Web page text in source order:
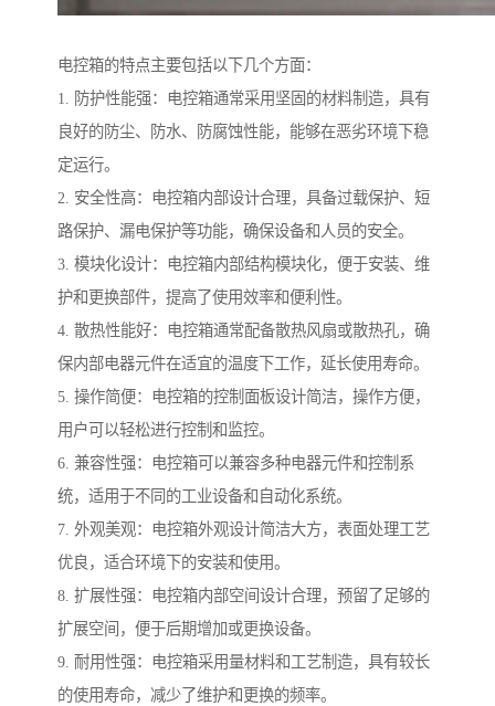
电控箱的特点主要包括以下几个方面：
1. 防护性能强：电控箱通常采用坚固的材料制造，具有
良好的防尘、防水、防腐蚀性能，能够在恶劣环境下稳
定运行。
2. 安全性高：电控箱内部设计合理，具备过载保护、短
路保护、漏电保护等功能，确保设备和人员的安全。
3. 模块化设计：电控箱内部结构模块化，便于安装、维
护和更换部件，提高了使用效率和便利性。
4. 散热性能好：电控箱通常配备散热风扇或散热孔，确
保内部电器元件在适宜的温度下工作，延长使用寿命。
5. 操作简便：电控箱的控制面板设计简洁，操作方便，
用户可以轻松进行控制和监控。
6. 兼容性强：电控箱可以兼容多种电器元件和控制系
统，适用于不同的工业设备和自动化系统。
7. 外观美观：电控箱外观设计简洁大方，表面处理工艺
优良，适合环境下的安装和使用。
8. 扩展性强：电控箱内部空间设计合理，预留了足够的
扩展空间，便于后期增加或更换设备。
9. 耐用性强：电控箱采用量材料和工艺制造，具有较长
的使用寿命，减少了维护和更换的频率。